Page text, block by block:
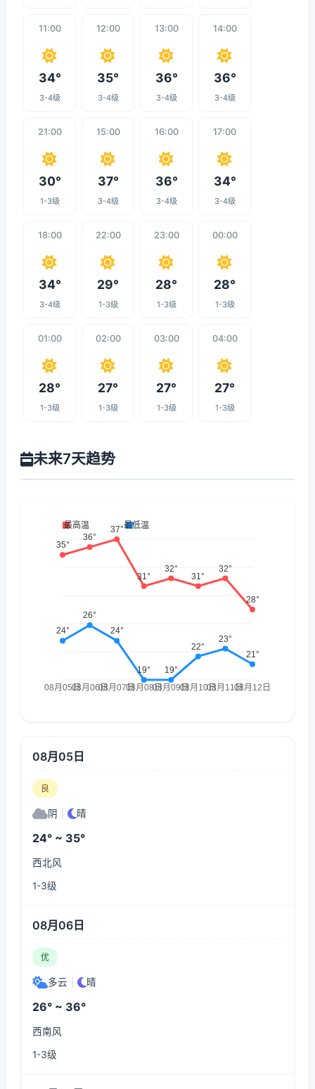
11:00
34°
3-4级
12:00
35°
3-4级
13:00
36°
3-4级
14:00
36°
3-4级
21:00
30°
1-3级
15:00
37°
3-4级
16:00
36°
3-4级
17:00
34°
3-4级
18:00
34°
3-4级
22:00
29°
1-3级
23:00
28°
1-3级
00:00
28°
1-3级
01:00
28°
1-3级
02:00
27°
1-3级
03:00
27°
1-3级
04:00
27°
1-3级
未来7天趋势
08月05日
良
阴 晴
24° ~ 35°
西北风
1-3级
08月06日
优
多云 晴
26° ~ 36°
西南风
1-3级